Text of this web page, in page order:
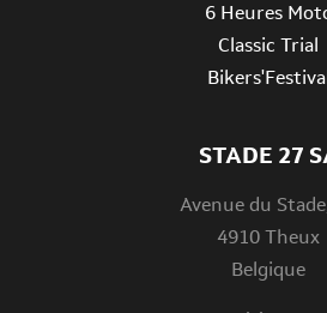
STADE 27
Avenue du
4910 Theux
Belgique
6 Heures
Classic Trial
Bikers'Festival